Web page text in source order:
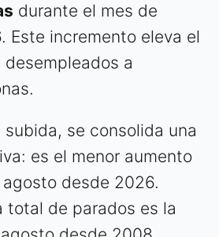
durante el mes de
Este incremento eleva el
a
se consolida una
es el menor aumento
desde 2026.
total de parados es la